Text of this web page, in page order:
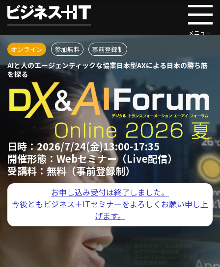
オンライン 参加無料 事前登録制
AIと人のエージェンティックな協業日本型AXによる日本の勝ち筋
を探る
日時：2026/7/24(金)13:00-17:35
開催形態： Webセミナー（Live配信）
受講料： 無料（事前登録制）
お申し込み受付は終了しました。
今後ともビジネス＋ITセミナーをよろしくお願い申し上
げます。